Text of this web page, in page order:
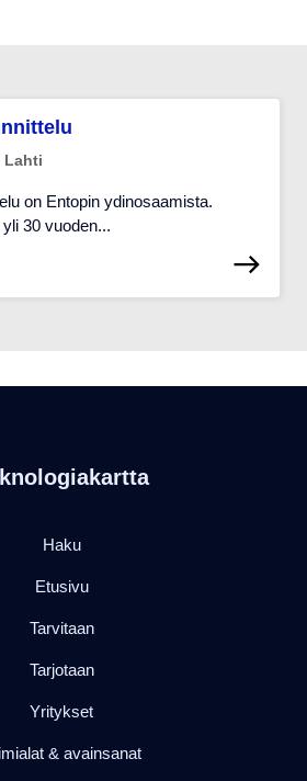
Lahti
on Entopin ydinosaamista.
30 vuoden...
Haku
Etusivu
Tarvitaan
Tarjotaan
Yritykset
& avainsanat